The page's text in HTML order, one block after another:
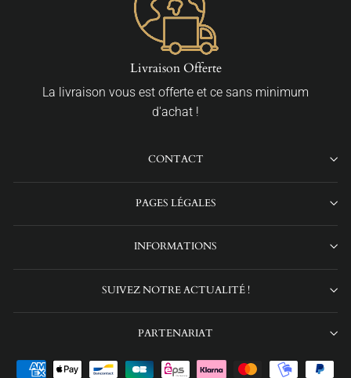
Livraison Offerte
La livraison vous est offerte et ce sans minimum
d'achat !
CONTACT
PAGES LÉGALES
INFORMATIONS
SUIVEZ NOTRE ACTUALITÉ !
PARTENARIAT